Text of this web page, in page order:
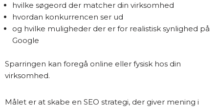
hvilke søgeord der matcher din virksomhed
hvordan konkurrencen ser ud
og hvilke muligheder der er for realistisk synlighed på
Google
Sparringen kan foregå online eller fysisk hos din
virksomhed.
Målet er at skabe en SEO strategi, der giver mening i